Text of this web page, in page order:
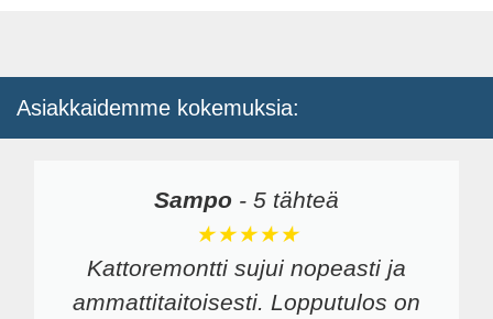
Asiakkaidemme kokemuksia:
Sampo - 5 tähteä
★★★★★
Kattoremontti sujui nopeasti ja
ammattitaitoisesti. Lopputulos on